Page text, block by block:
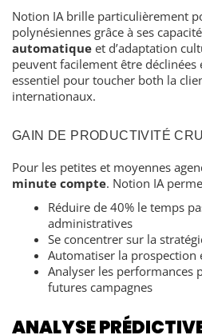
Notion IA brille particulièrement
polynésiennes grâce à ses
automatique et d’adaptation
peuvent facilement être déclinées
essentiel pour toucher both la
internationaux.
GAIN DE PRODUCTIVITÉ
Pour les petites et moyennes
minute compte. Notion IA
Réduire de 40% le temps
administratives
Se concentrer sur la
Automatiser la prospection
Analyser les performances
futures campagnes
ANALYSE